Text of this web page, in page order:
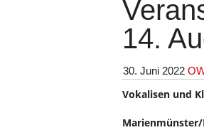
14.
30. Juni 2022
Vokalisen und